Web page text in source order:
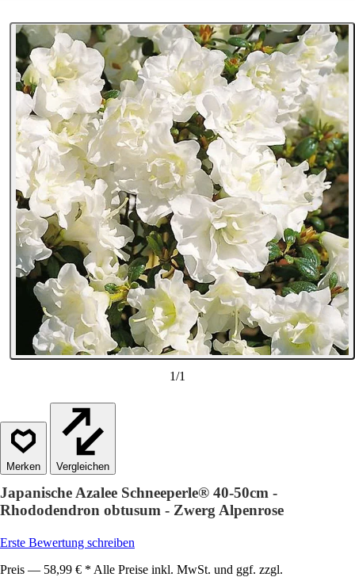
1/1
Vergleichen
Japanische Azalee Schneeperle® 40-50cm -
Rhododendron obtusum - Zwerg Alpenrose
Erste Bewertung schreiben
Preis — 58,99 € * Alle Preise inkl. MwSt. und ggf. zzgl.